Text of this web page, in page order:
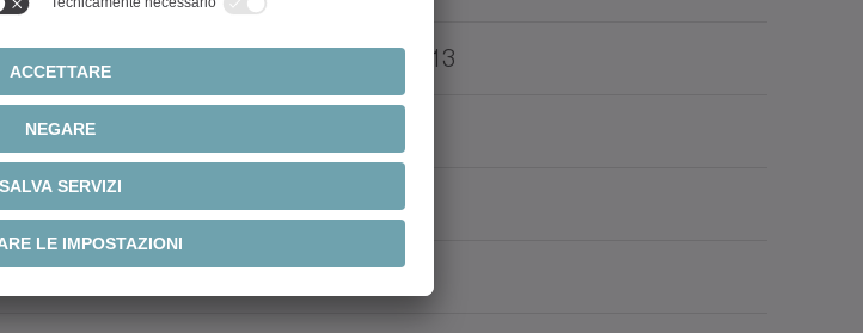
WITTENSTEIN alpha G11, G12, G13
Pompa a pistone
0.15 cm3